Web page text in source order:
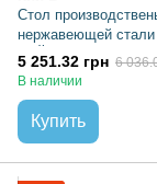
Стол
нержавеющей
КИЙ-В (разделочный
5 251.32 грн 6
В наличии
Купить